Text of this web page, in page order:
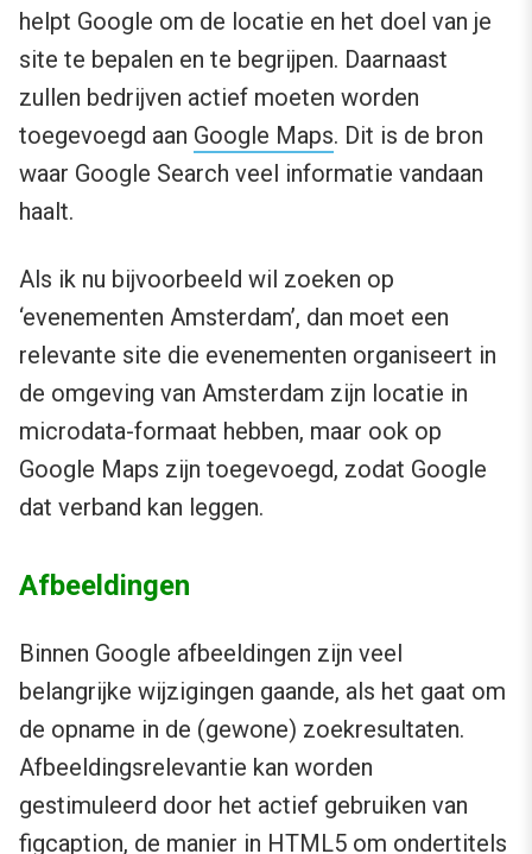
helpt Google om de locatie en het doel van je
site te bepalen en te begrijpen. Daarnaast
zullen bedrijven actief moeten worden
toegevoegd aan Google Maps. Dit is de bron
waar Google Search veel informatie vandaan
haalt.
Als ik nu bijvoorbeeld wil zoeken op
‘evenementen Amsterdam’, dan moet een
relevante site die evenementen organiseert in
de omgeving van Amsterdam zijn locatie in
microdata-formaat hebben, maar ook op
Google Maps zijn toegevoegd, zodat Google
dat verband kan leggen.
Afbeeldingen
Binnen Google afbeeldingen zijn veel
belangrijke wijzigingen gaande, als het gaat om
de opname in de (gewone) zoekresultaten.
Afbeeldingsrelevantie kan worden
gestimuleerd door het actief gebruiken van
figcaption, de manier in HTML5 om ondertitels